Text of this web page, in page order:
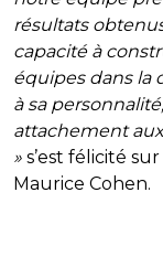
résultats
capacité à
équipes dans la
à sa
attachement
» s’est félicité
Maurice Cohen.